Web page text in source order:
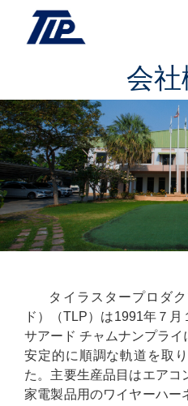
会
タイラスタープロダ
ド）（TLP）は1991年７
サアード チャムナンプラ
安定的に順調な軌道を取
た。主要生産品目はエアコ
家電製品用のワイヤーハー